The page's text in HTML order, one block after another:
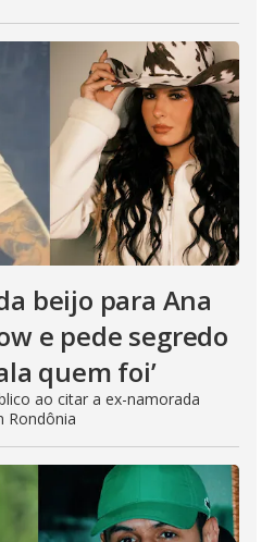
beijo para Ana
e pede segredo
quem foi’
ao citar a ex-namorada
Rondônia